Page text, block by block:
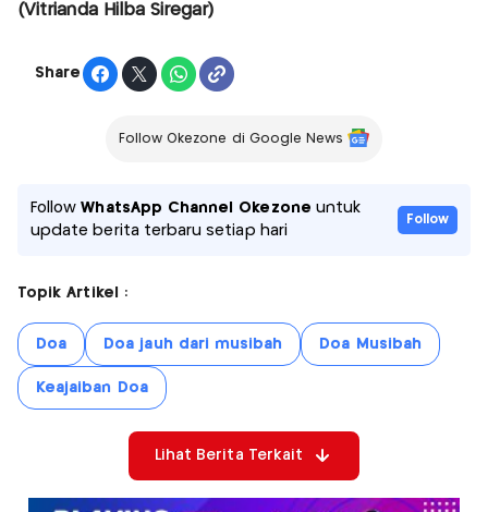
(Vitrianda Hilba Siregar)
Share
Follow Okezone di Google News
FollowWhatsApp Channel Okezone untuk
update berita terbaru setiap hari
Follow
Topik Artikel :
Doa Doa jauh dari musibah Doa Musibah
Keajaiban Doa
Lihat Berita Terkait